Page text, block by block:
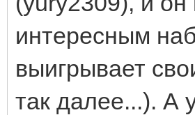
интересным
выигрывает
так далее...). А